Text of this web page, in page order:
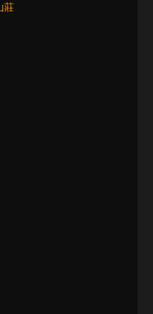
莊